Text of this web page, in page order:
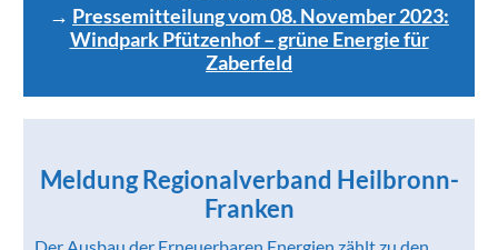
→ Pressemitteilung vom 08. November 2023:
Windpark Pfützenhof – grüne Energie für
Zaberfeld
Meldung Regionalverband Heilbronn-
Franken